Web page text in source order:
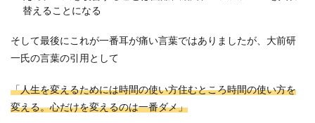
替えることになる
そして最後にこれが一番耳が痛い言葉ではありましたが、大前研
一氏の言葉の引用として
「人生を変えるためには時間の使い方住むところ時間の使い方を
変える。心だけを変えるのは一番ダメ」